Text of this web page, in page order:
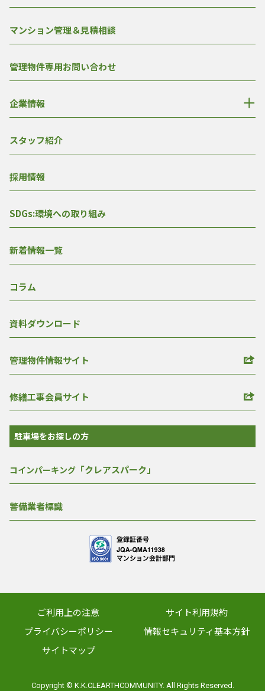
マンション管理＆見積相談
管理物件専用お問い合わせ
企業情報
スタッフ紹介
採用情報
SDGs:環境への取り組み
新着情報一覧
コラム
資料ダウンロード
管理物件情報サイト
修繕工事会員サイト
駐車場をお探しの方
コインパーキング 「クレアスパーク」
警備業者標識
ご利用上の注意
サイト利用規約
プライバシーポリシー
情報セキュリティ基本方針
サイトマップ
Copyright © K.K.CLEARTHCOMMUNITY. All Rights Reserved.